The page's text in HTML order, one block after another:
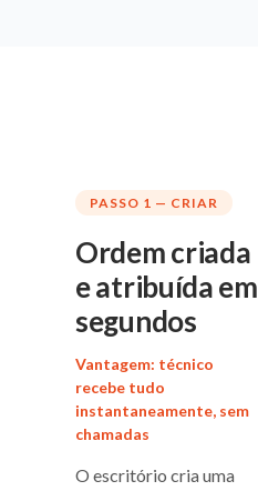
PASSO 1 — CRIAR
Ordem criada
e atribuída em
segundos
Vantagem: técnico
recebe tudo
instantaneamente, sem
chamadas
O escritório cria uma